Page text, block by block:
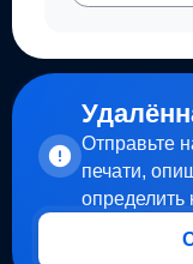
Отправьте
печати,
определить